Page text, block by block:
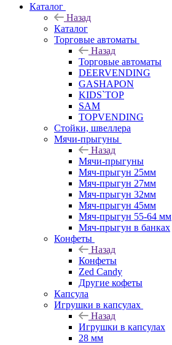
Каталог
Назад
Каталог
Торговые автоматы
Назад
Торговые автоматы
DEERVENDING
GASHAPON
KIDS`TOP
SAM
TOPVENDING
Стойки, швеллера
Мячи-прыгуны
Назад
Мячи-прыгуны
Мяч-прыгун 25мм
Мяч-прыгун 27мм
Мяч-прыгун 32мм
Мяч-прыгун 45мм
Мяч-прыгун 55-64 мм
Мяч-прыгун в банках
Конфеты
Назад
Конфеты
Zed Candy
Другие кофеты
Капсула
Игрушки в капсулах
Назад
Игрушки в капсулах
28 мм